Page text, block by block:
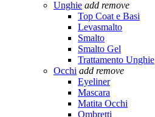
Unghie add remove
Top Coat e Basi
Levasmalto
Smalto
Smalto Gel
Trattamento Unghie
Occhi add remove
Eyeliner
Mascara
Matita Occhi
Ombretti